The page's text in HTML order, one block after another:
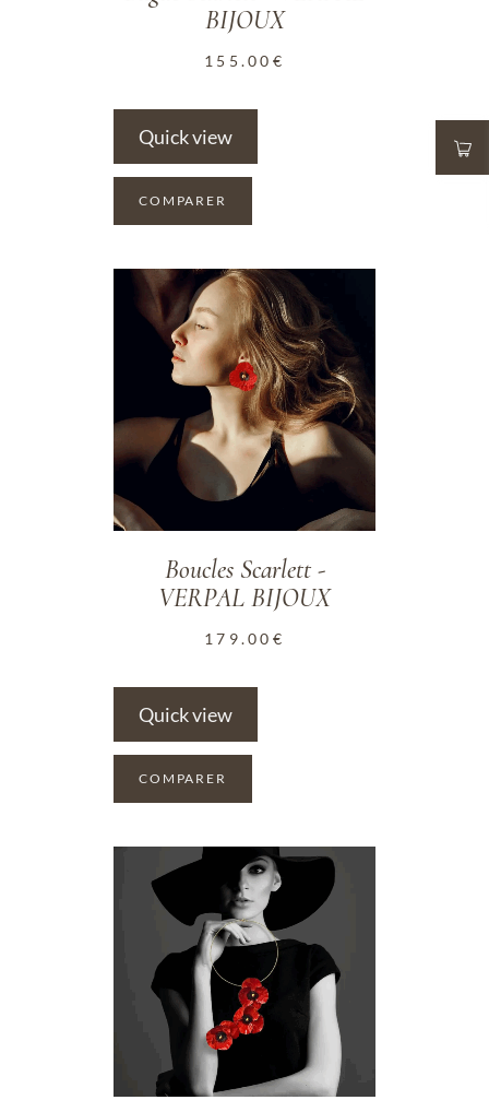
BIJOUX
155.00 €
Quick view
COMPARER
Boucles Scarlett -
VERPAL BIJOUX
179.00 €
Quick view
COMPARER